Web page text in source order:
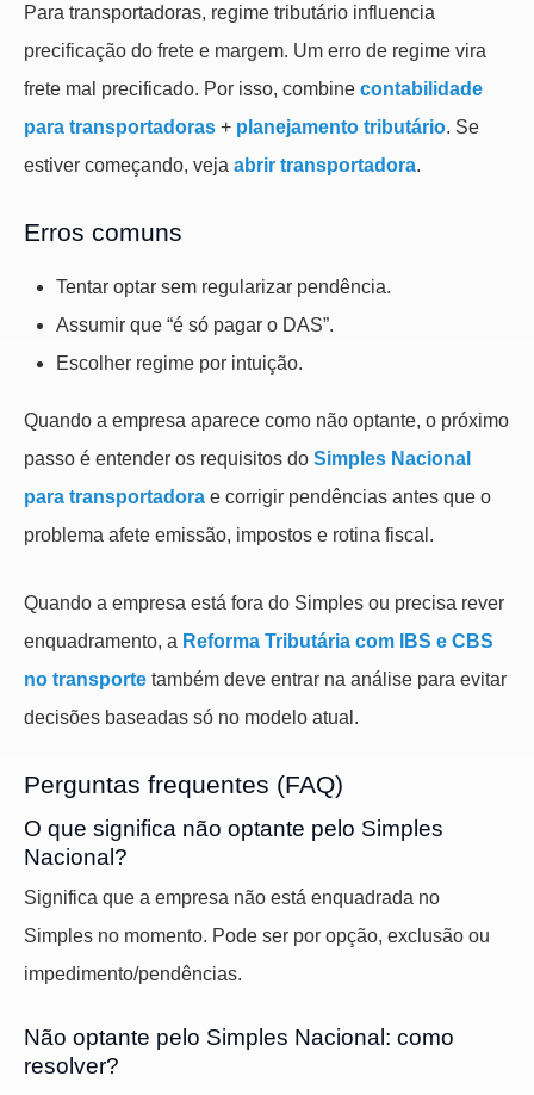
Para transportadoras, regime tributário influencia
precificação do frete e margem. Um erro de regime vira
frete mal precificado. Por isso, combine contabilidade
para transportadoras + planejamento tributário. Se
estiver começando, veja abrir transportadora.
Erros comuns
Tentar optar sem regularizar pendência.
Assumir que “é só pagar o DAS”.
Escolher regime por intuição.
Quando a empresa aparece como não optante, o próximo
passo é entender os requisitos do Simples Nacional
para transportadora e corrigir pendências antes que o
problema afete emissão, impostos e rotina fiscal.
Quando a empresa está fora do Simples ou precisa rever
enquadramento, a Reforma Tributária com IBS e CBS
no transporte também deve entrar na análise para evitar
decisões baseadas só no modelo atual.
Perguntas frequentes (FAQ)
O que significa não optante pelo Simples
Nacional?
Significa que a empresa não está enquadrada no
Simples no momento. Pode ser por opção, exclusão ou
impedimento/pendências.
Não optante pelo Simples Nacional: como
resolver?